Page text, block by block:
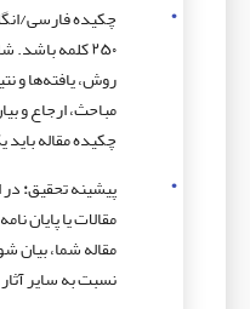
۲۵۰ کلمه
روش، یافته‌ها و
مباحث، ارجاع و
چکیده مقاله
پیشینه تحقیق:
مقالات یا پایان
مقاله شما، بیان
نسبت به سایر